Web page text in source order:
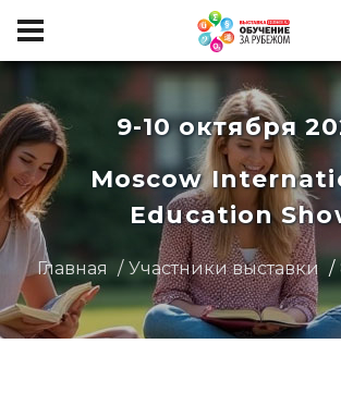
9-10 октября
Moscow
Education
Главная Участники выставки